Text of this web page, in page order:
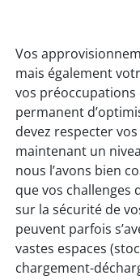
Vos
mais également
vos
permanent
devez respecter
maintenant un
nous l’avons bien
que vos challenges
sur la sécurité de
peuvent parfois
vastes espaces
chargement-